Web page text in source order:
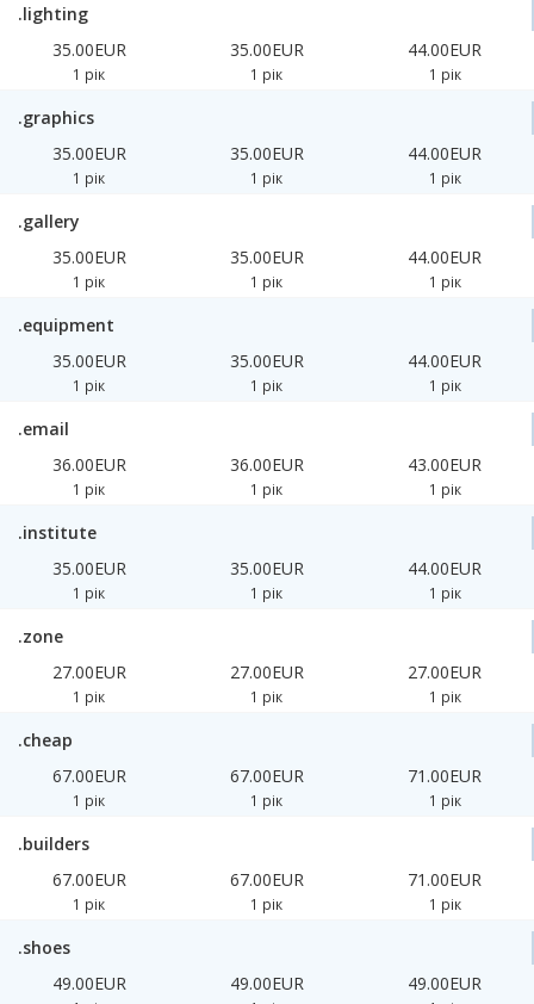
.lighting
35.00EUR
1 рік
35.00EUR
1 рік
44.00EUR
1 рік
.graphics
35.00EUR
1 рік
35.00EUR
1 рік
44.00EUR
1 рік
.gallery
35.00EUR
1 рік
35.00EUR
1 рік
44.00EUR
1 рік
.equipment
35.00EUR
1 рік
35.00EUR
1 рік
44.00EUR
1 рік
.email
36.00EUR
1 рік
36.00EUR
1 рік
43.00EUR
1 рік
.institute
35.00EUR
1 рік
35.00EUR
1 рік
44.00EUR
1 рік
.zone
27.00EUR
1 рік
27.00EUR
1 рік
27.00EUR
1 рік
.cheap
67.00EUR
1 рік
67.00EUR
1 рік
71.00EUR
1 рік
.builders
67.00EUR
1 рік
67.00EUR
1 рік
71.00EUR
1 рік
.shoes
49.00EUR
49.00EUR 49.00EUR